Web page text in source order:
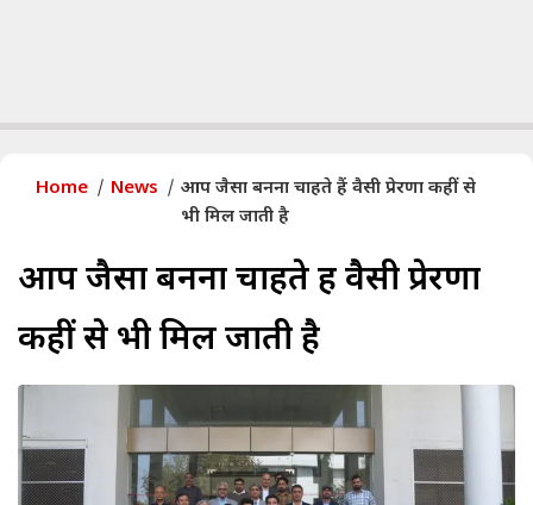
Home News
आप जैसा बनना चाहते हैं वैसी प्रेरणा कहीं से
भी मिल जाती है
आप जैसा बनना चाहते हैं वैसी प्रेरणा
कहीं से भी मिल जाती है